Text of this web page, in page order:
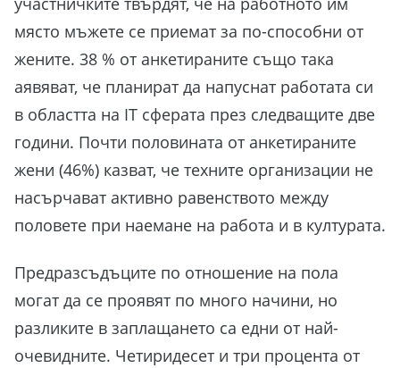
място мъжете се приемат за по-способни от
жените. 38 % от анкетираните също така
аявяват, че планират да напуснат работата си
в областта на IT сферата през следващите две
години. Почти половината от анкетираните
жени (46%) казват, че техните организации не
насърчават активно равенството между
половете при наемане на работа и в културата.
Предразсъдъците по отношение на пола
могат да се проявят по много начини, но
разликите в заплащането са едни от най-
очевидните. Четиридесет и три процента от